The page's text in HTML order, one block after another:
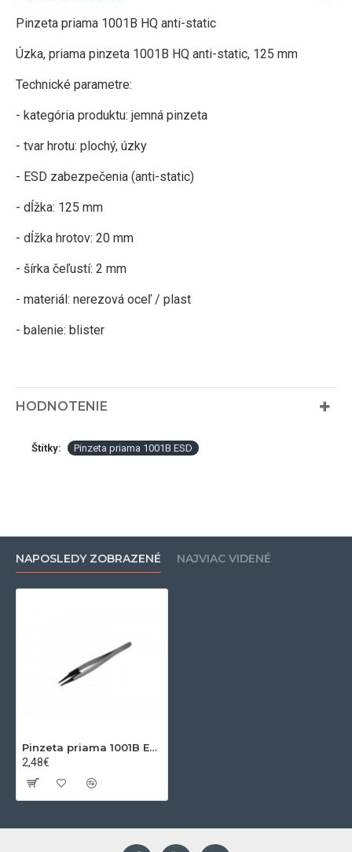
Pinzeta priama 1001B HQ anti-static
Úzka, priama pinzeta 1001B HQ anti-static, 125 mm
Technické parametre:
- kategória produktu: jemná pinzeta
- tvar hrotu: plochý, úzky
- ESD zabezpečenia (anti-static)
- dĺžka: 125 mm
- dĺžka hrotov: 20 mm
- šírka čeľustí: 2 mm
- materiál: nerezová oceľ / plast
- balenie: blister
HODNOTENIE
Štítky: Pinzeta priama 1001B ESD
NAPOSLEDY ZOBRAZENÉ NAJVIAC VIDENÉ
Pinzeta priama 1001B ESD
2,48€